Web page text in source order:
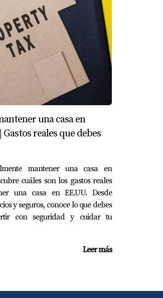
una casa en
Gastos reales que debes
mantener una casa en
cuáles son los gastos reales
una casa en EE.UU. Desde
y seguros, conoce lo que debes
con seguridad y cuidar tu
Leer más